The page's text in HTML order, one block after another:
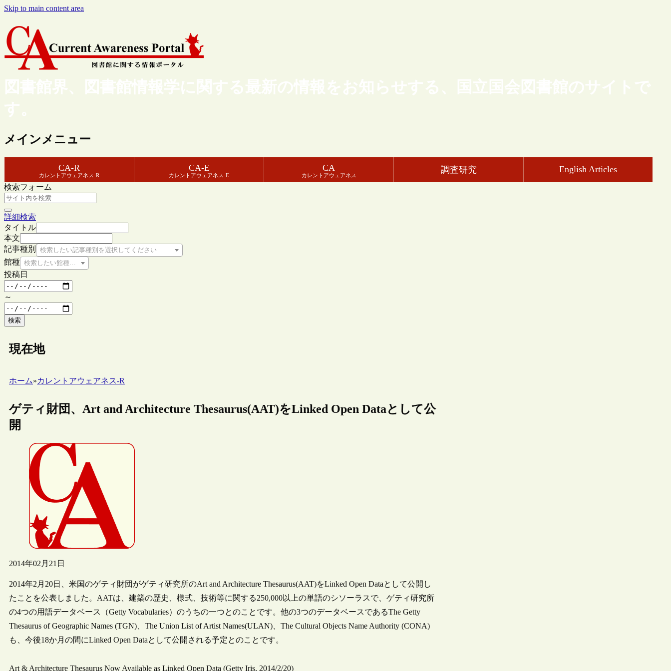
Skip to main content area
図書館界、図書館情報学に関する最新の情報をお知らせする、国立国会図書館のサイトで
す。
メインメニュー
CA-R
カレントアウェアネス-R
CA-E
カレントアウェアネス-E
CA
カレントアウェアネス
調査研究 English Articles
検索フォーム
詳細検索
タイトル
本文
記事種別
検索したい記事種別を選択してください
館種 検索したい館種を選択してください
投稿日
～
検索
現在地
ホーム»カレントアウェアネス-R
ゲティ財団、Art and Architecture Thesaurus(AAT)をLinked Open Dataとして公
開
2014年02月21日
2014年2月20日、米国のゲティ財団がゲティ研究所のArt and Architecture Thesaurus(AAT)をLinked Open Dataとして公開し
たことを公表しました。AATは、建築の歴史、様式、技術等に関する250,000以上の単語のシソーラスで、ゲティ研究所
の4つの用語データベース（Getty Vocabularies）のうちの一つとのことです。他の3つのデータベースであるThe Getty
Thesaurus of Geographic Names (TGN)、The Union List of Artist Names(ULAN)、The Cultural Objects Name Authority (CONA)
も、今後18か月の間にLinked Open Dataとして公開される予定とのことです。
Art & Architecture Thesaurus Now Available as Linked Open Data (Getty Iris, 2014/2/20)